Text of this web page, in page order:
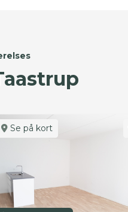
Se på kort